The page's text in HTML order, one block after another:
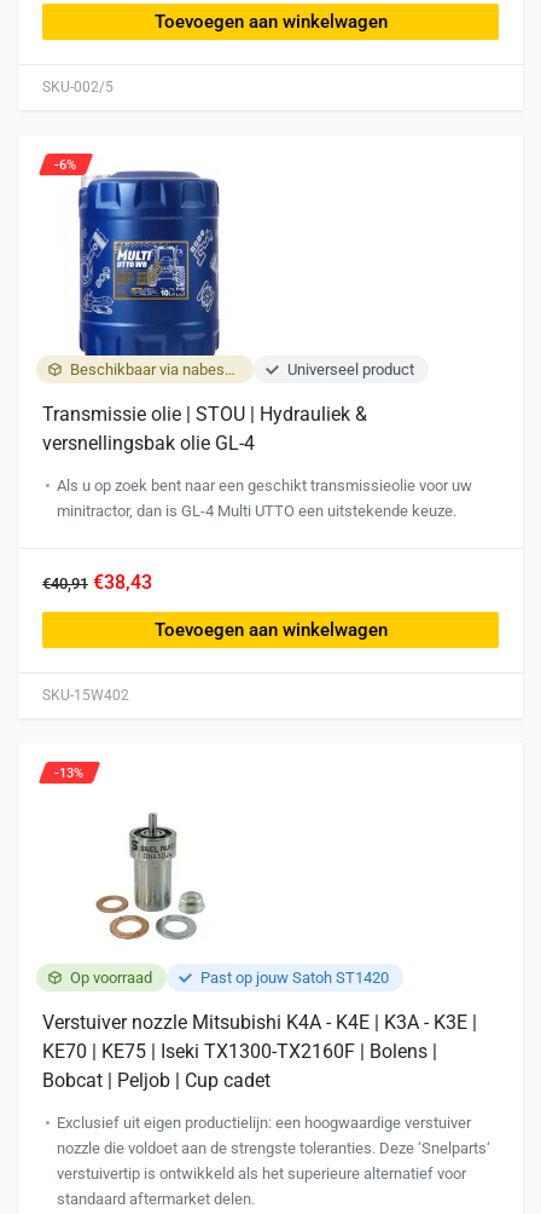
SKU-002/5
Toevoegen aan winkelwagen
Beschikbaar via nabestelling Universeel product
SKU-15W402
-6%
Transmissie olie | STOU | Hydrauliek &
versnellingsbak olie GL-4
Als u op zoek bent naar een geschikt transmissieolie voor uw
minitractor, dan is GL-4 Multi UTTO een uitstekende keuze.
€40,91 €38,43
Toevoegen aan winkelwagen
Op voorraad Past op jouw Satoh ST1420
-13%
Verstuiver nozzle Mitsubishi K4A - K4E | K3A - K3E |
KE70 | KE75 | Iseki TX1300-TX2160F | Bolens |
Bobcat | Peljob | Cup cadet
Exclusief uit eigen productielijn: een hoogwaardige verstuiver
nozzle die voldoet aan de strengste toleranties. Deze ‘Snelparts‘
verstuivertip is ontwikkeld als het superieure alternatief voor
standaard aftermarket delen.